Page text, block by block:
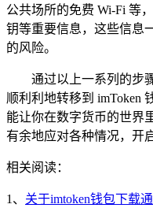
公共场所的免费 Wi-Fi 等
钥等重要信息，这些信息
的风险。
通过以上一系列的步
顺利利地转移到 imToken
能让你在数字货币的世界
有余地应对各种情况，开
相关阅读：
1、 关于imtoken钱包下载